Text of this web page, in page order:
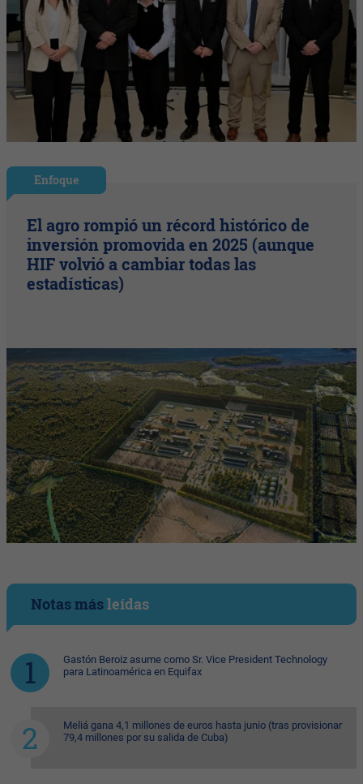
Enfoque
El agro rompió un récord histórico de
inversión promovida en 2025 (aunque
HIF volvió a cambiar todas las
estadísticas)
Notas másleídas
Gastón Beroiz asume como Sr. Vice President Technology
para Latinoamérica en Equifax
Meliá gana 4,1 millones de euros hasta junio (tras provisionar
79,4 millones por su salida de Cuba)